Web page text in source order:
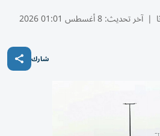
| آخر تحديث:8 أغسطس 01:01 2026
شارك